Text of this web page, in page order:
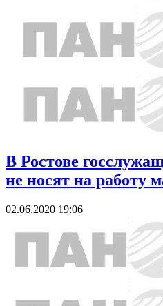
В Ростове
не носят на работу
02.06.2020 19:06